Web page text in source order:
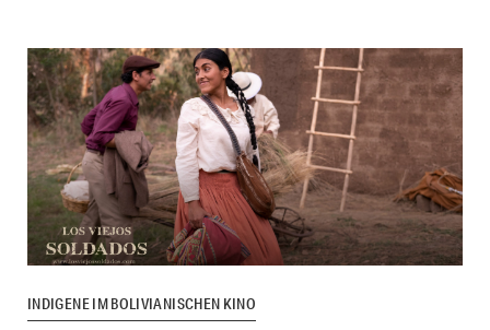
INDIGENE IM BOLIVIANISCHEN KINO